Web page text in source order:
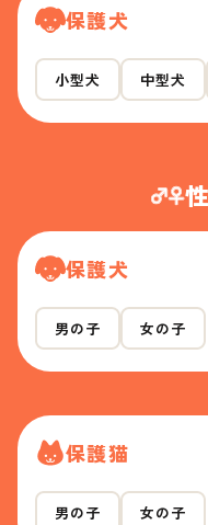
保護犬
小型犬 中型犬
保護犬
男の子 女の子
保護猫
男の子 女の子